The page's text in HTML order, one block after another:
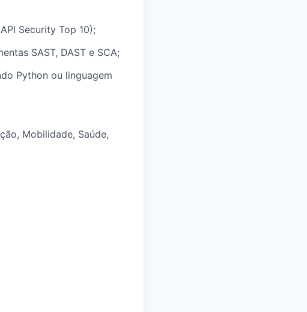
Security Top 10);
SAST, DAST e SCA;
Python ou linguagem
Mobilidade, Saúde,